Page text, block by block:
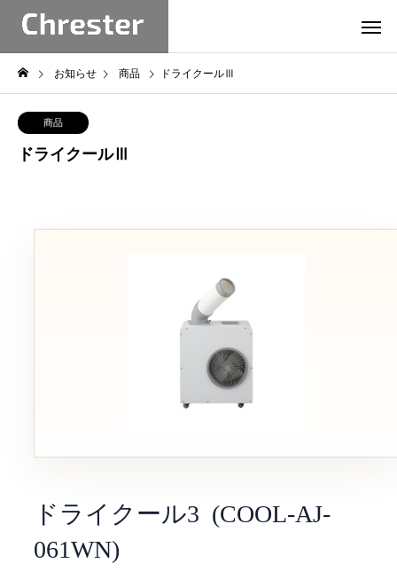
お知らせ 商品 ドライクールⅢ
商品
ドライクールⅢ
ドライクール3 (COOL-AJ-
061WN)